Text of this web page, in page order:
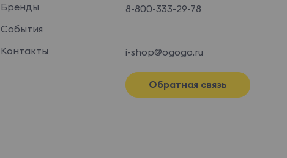
Бренды
События
Контакты
8-800-333-29-78
i-shop@ogogo.ru
Обратная связь